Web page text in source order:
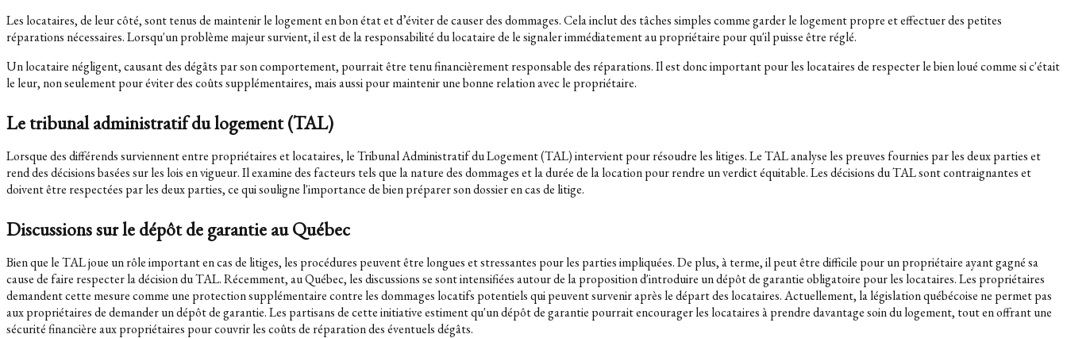
Les locataires, de leur côté, sont tenus de maintenir le logement en bon état et d’éviter de causer des dommages. Cela inclut des tâches simples comme garder le logement propre et effectuer des petites
réparations nécessaires. Lorsqu'un problème majeur survient, il est de la responsabilité du locataire de le signaler immédiatement au propriétaire pour qu'il puisse être réglé.
Un locataire négligent, causant des dégâts par son comportement, pourrait être tenu financièrement responsable des réparations. Il est donc important pour les locataires de respecter le bien loué comme si c'était
le leur, non seulement pour éviter des coûts supplémentaires, mais aussi pour maintenir une bonne relation avec le propriétaire.
Le tribunal administratif du logement (TAL)
Lorsque des différends surviennent entre propriétaires et locataires, le Tribunal Administratif du Logement (TAL) intervient pour résoudre les litiges. Le TAL analyse les preuves fournies par les deux parties et
rend des décisions basées sur les lois en vigueur. Il examine des facteurs tels que la nature des dommages et la durée de la location pour rendre un verdict équitable. Les décisions du TAL sont contraignantes et
doivent être respectées par les deux parties, ce qui souligne l'importance de bien préparer son dossier en cas de litige.
Discussions sur le dépôt de garantie au Québec
Bien que le TAL joue un rôle important en cas de litiges, les procédures peuvent être longues et stressantes pour les parties impliquées. De plus, à terme, il peut être difficile pour un propriétaire ayant gagné sa
cause de faire respecter la décision du TAL. Récemment, au Québec, les discussions se sont intensifiées autour de la proposition d'introduire un dépôt de garantie obligatoire pour les locataires. Les propriétaires
demandent cette mesure comme une protection supplémentaire contre les dommages locatifs potentiels qui peuvent survenir après le départ des locataires. Actuellement, la législation québécoise ne permet pas
aux propriétaires de demander un dépôt de garantie. Les partisans de cette initiative estiment qu'un dépôt de garantie pourrait encourager les locataires à prendre davantage soin du logement, tout en offrant une
sécurité financière aux propriétaires pour couvrir les coûts de réparation des éventuels dégâts.